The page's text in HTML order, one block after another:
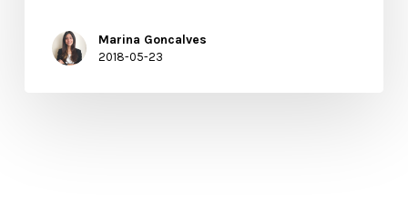
Marina Goncalves
2018-05-23